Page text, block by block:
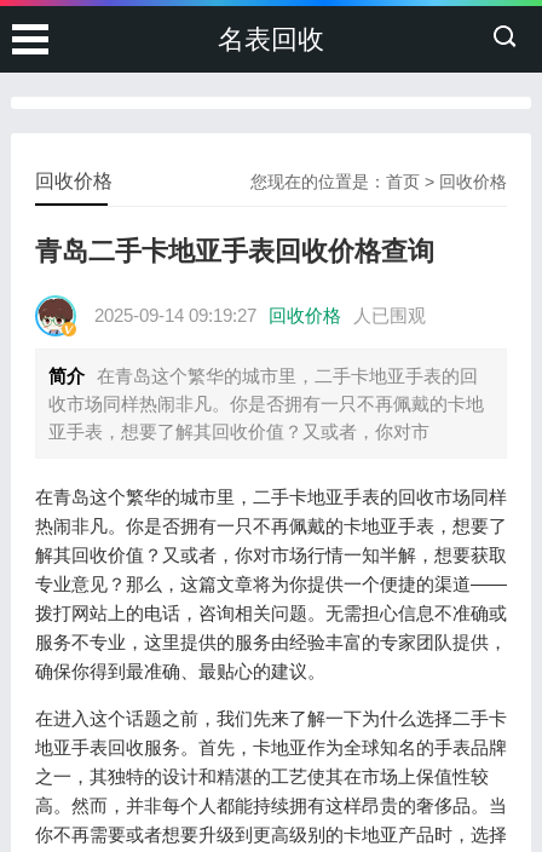
名表回收
您现在的位置是：首页 > 回收价格
回收价格
青岛二手卡地亚手表回收价格查询
2025-09-14 09:19:27 回收价格 人已围观
简介 在青岛这个繁华的城市里，二手卡地亚手表的回
收市场同样热闹非凡。你是否拥有一只不再佩戴的卡地
亚手表，想要了解其回收价值？又或者，你对市
在青岛这个繁华的城市里，二手卡地亚手表的回收市场同样
热闹非凡。你是否拥有一只不再佩戴的卡地亚手表，想要了
解其回收价值？又或者，你对市场行情一知半解，想要获取
专业意见？那么，这篇文章将为你提供一个便捷的渠道——
拨打网站上的电话，咨询相关问题。无需担心信息不准确或
服务不专业，这里提供的服务由经验丰富的专家团队提供，
确保你得到最准确、最贴心的建议。
在进入这个话题之前，我们先来了解一下为什么选择二手卡
地亚手表回收服务。首先，卡地亚作为全球知名的手表品牌
之一，其独特的设计和精湛的工艺使其在市场上保值性较
高。然而，并非每个人都能持续拥有这样昂贵的奢侈品。当
你不再需要或者想要升级到更高级别的卡地亚产品时，选择